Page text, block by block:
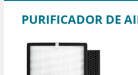
PURIFICADOR DE